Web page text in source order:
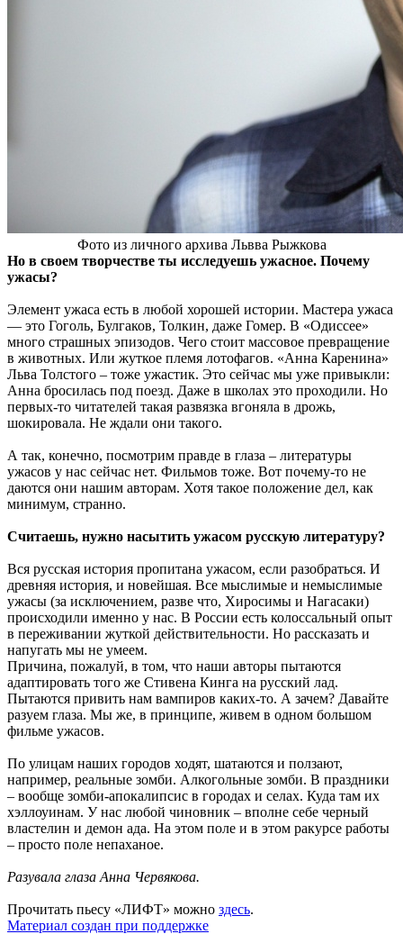
Фото из личного архива Львва Рыжкова
Но в своем творчестве ты исследуешь ужасное. Почему
ужасы?
Элемент ужаса есть в любой хорошей истории. Мастера ужаса
— это Гоголь, Булгаков, Толкин, даже Гомер. В «Одиссее»
много страшных эпизодов. Чего стоит массовое превращение
в животных. Или жуткое племя лотофагов. «Анна Каренина»
Льва Толстого – тоже ужастик. Это сейчас мы уже привыкли:
Анна бросилась под поезд. Даже в школах это проходили. Но
первых-то читателей такая развязка вгоняла в дрожь,
шокировала. Не ждали они такого.
А так, конечно, посмотрим правде в глаза – литературы
ужасов у нас сейчас нет. Фильмов тоже. Вот почему-то не
даются они нашим авторам. Хотя такое положение дел, как
минимум, странно.
Считаешь, нужно насытить ужасом русскую литературу?
Вся русская история пропитана ужасом, если разобраться. И
древняя история, и новейшая. Все мыслимые и немыслимые
ужасы (за исключением, разве что, Хиросимы и Нагасаки)
происходили именно у нас. В России есть колоссальный опыт
в переживании жуткой действительности. Но рассказать и
напугать мы не умеем.
Причина, пожалуй, в том, что наши авторы пытаются
адаптировать того же Стивена Кинга на русский лад.
Пытаются привить нам вампиров каких-то. А зачем? Давайте
разуем глаза. Мы же, в принципе, живем в одном большом
фильме ужасов.
По улицам наших городов ходят, шатаются и ползают,
например, реальные зомби. Алкогольные зомби. В праздники
– вообще зомби-апокалипсис в городах и селах. Куда там их
хэллоуинам. У нас любой чиновник – вполне себе черный
властелин и демон ада. На этом поле и в этом ракурсе работы
– просто поле непаханое.
Разувала глаза Анна Червякова.
Прочитать пьесу «ЛИФТ» можно здесь.
Материал создан при поддержке